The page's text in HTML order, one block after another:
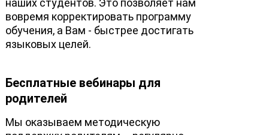
наших студентов. Это позволяет нам
вовремя корректировать программу
обучения, а Вам - быстрее достигать
языковых целей.
Бесплатные вебинары для
родителей
Мы оказываем методическую